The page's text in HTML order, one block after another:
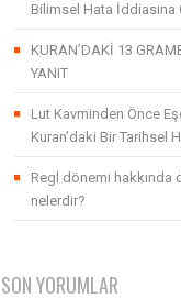
Bilimsel Hata İddiasına
KURAN’DAKİ 13
YANIT
Lut Kavminden Önce
Kuran’daki Bir Tarihsel
Regl dönemi hakkında
nelerdir?
SON YORUMLAR